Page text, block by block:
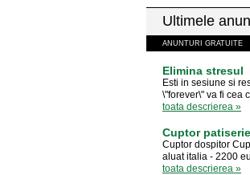
Ultimele
ANUNTURI GRATUITE
Elimina stresul
Esti in sesiune si
\"forever\" va fi cea
toata descrierea »
Cuptor
Cuptor dospitor
aluat italia - 2200
toata descrierea »